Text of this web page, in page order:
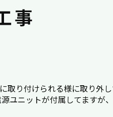
事
取り付けられる様に取り外
ユニットが付属してますが